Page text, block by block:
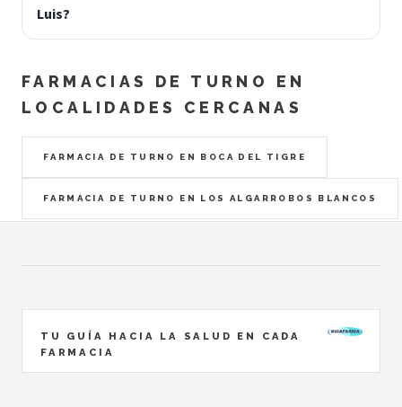
Luis?
FARMACIAS DE TURNO EN
LOCALIDADES CERCANAS
FARMACIA DE TURNO EN BOCA DEL TIGRE
FARMACIA DE TURNO EN LOS ALGARROBOS BLANCOS
TU GUÍA HACIA LA SALUD EN CADA
FARMACIA